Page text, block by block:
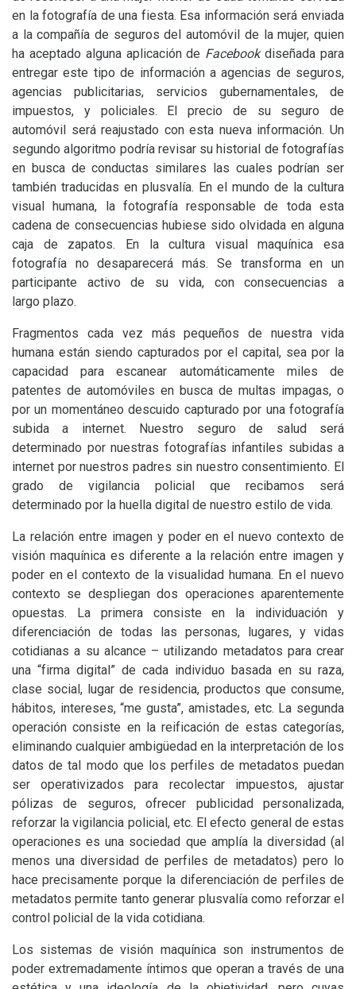
en la fotografía de una fiesta. Esa información será enviada
a la compañía de seguros del automóvil de la mujer, quien
ha aceptado alguna aplicación de Facebookdiseñada para
entregar este tipo de información a agencias de seguros,
agencias publicitarias, servicios gubernamentales, de
impuestos, y policiales. El precio de su seguro de
automóvil será reajustado con esta nueva información. Un
segundo algoritmo podría revisar su historial de fotografías
en busca de conductas similares las cuales podrían ser
también traducidas en plusvalía. En el mundo de la cultura
visual humana, la fotografía responsable de toda esta
cadena de consecuencias hubiese sido olvidada en alguna
caja de zapatos. En la cultura visual maquínica esa
fotografía no desaparecerá más. Se transforma en un
participante activo de su vida, con consecuencias a
largo plazo.
Fragmentos cada vez más pequeños de nuestra vida
humana están siendo capturados por el capital, sea por la
capacidad para escanear automáticamente miles de
patentes de automóviles en busca de multas impagas, o
por un momentáneo descuido capturado por una fotografía
subida a internet. Nuestro seguro de salud será
determinado por nuestras fotografías infantiles subidas a
internet por nuestros padres sin nuestro consentimiento. El
grado de vigilancia policial que recibamos será
determinado por la huella digital de nuestro estilo de vida.
La relación entre imagen y poder en el nuevo contexto de
visión maquínica es diferente a la relación entre imagen y
poder en el contexto de la visualidad humana. En el nuevo
contexto se despliegan dos operaciones aparentemente
opuestas. La primera consiste en la individuación y
diferenciación de todas las personas, lugares, y vidas
cotidianas a su alcance – utilizando metadatos para crear
una “firma digital” de cada individuo basada en su raza,
clase social, lugar de residencia, productos que consume,
hábitos, intereses, “me gusta”, amistades, etc. La segunda
operación consiste en la reificación de estas categorías,
eliminando cualquier ambigüedad en la interpretación de los
datos de tal modo que los perfiles de metadatos puedan
ser operativizados para recolectar impuestos, ajustar
pólizas de seguros, ofrecer publicidad personalizada,
reforzar la vigilancia policial, etc. El efecto general de estas
operaciones es una sociedad que amplía la diversidad (al
menos una diversidad de perfiles de metadatos) pero lo
hace precisamente porque la diferenciación de perfiles de
metadatos permite tanto generar plusvalía como reforzar el
control policial de la vida cotidiana.
Los sistemas de visión maquínica son instrumentos de
poder extremadamente íntimos que operan a través de una